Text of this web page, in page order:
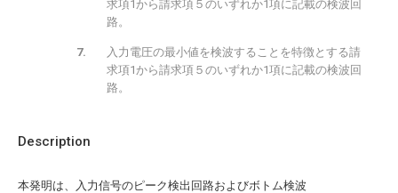
Description
本発明は、入力信号のピーク検出回路およびボトム検波
求項1から請求項５のいずれか1項に記載の検波回
路。
入力電圧の最小値を検波することを特徴とする請
求項1から請求項５のいずれか1項に記載の検波回
路。